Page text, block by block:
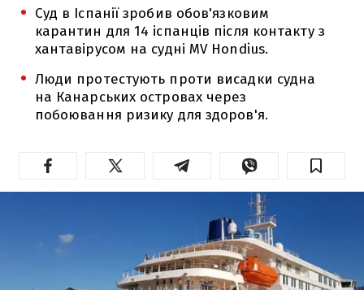
Суд в Іспанії зробив обов'язковим
карантин для 14 іспанців після контакту з
хантавірусом на судні MV Hondius.
Люди протестують проти висадки судна
на Канарських островах через
побоювання ризику для здоров'я.